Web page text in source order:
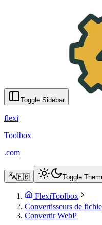
Convertir des images en
Toggle Sidebar
flexi
Toolbox
.com
🇫🇷 Toggle
FlexiToolbox
Convertisseurs de
Convertir WebP